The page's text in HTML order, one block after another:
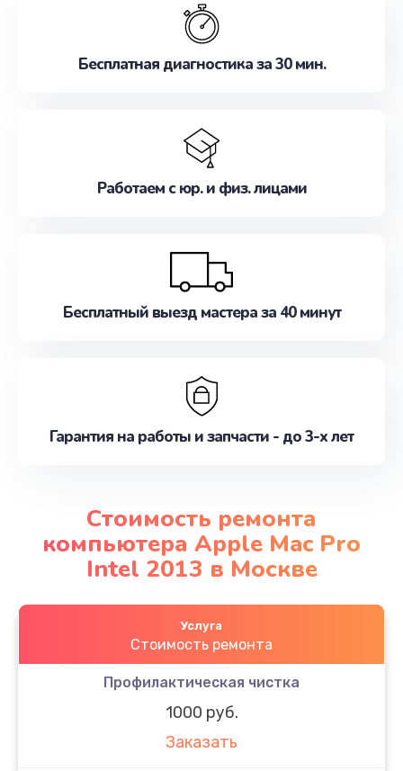
наилучшим образом. Не медлите записаться на
Бесплатная диагностика за 30 мин.
Работаем с юр. и физ. лицами
Бесплатный выезд мастера за 40 минут
Гарантия на работы и запчасти - до 3-х лет
Стоимость ремонта
компьютера Apple Mac Pro
Intel 2013 в Москве
Услуга
Стоимость ремонта
Профилактическая чистка
1000 руб.
Заказать